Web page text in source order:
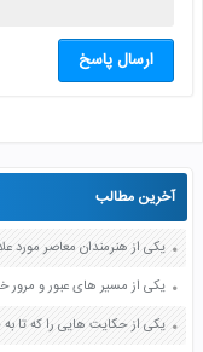
ارسال پاسخ
آخرین مطالب
یکی از مسیر های عبور و مرور